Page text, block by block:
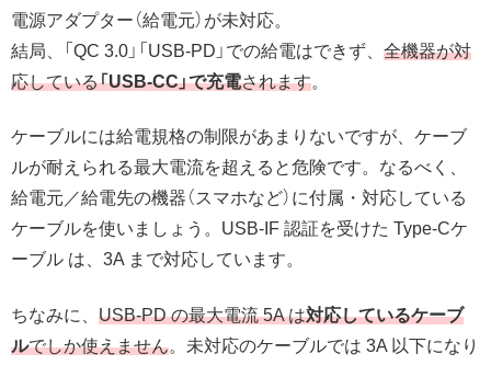
電源アダプター（給電元）が未対応。
結局、「QC 3.0」「USB-PD」での給電はできず、 全機器が対
応している「USB-CC」で充電されます。
ケーブルには給電規格の制限があまりないですが、ケーブ
ルが耐えられる最大電流を超えると危険です。なるべく、
給電元／給電先の機器（スマホなど）に付属・対応している
ケーブルを使いましょう。USB-IF 認証を受けた Type-Cケ
ーブル は、3A まで対応しています。
ちなみに、 USB-PD の最大電流 5A は対応しているケーブ
ルでしか使えません。未対応のケーブルでは 3A 以下になり